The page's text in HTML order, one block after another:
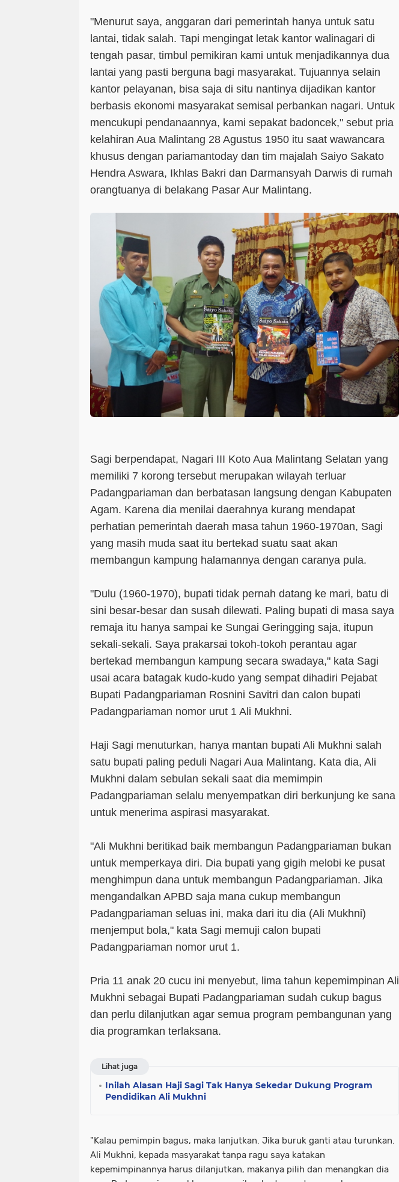
"Menurut saya, anggaran dari pemerintah hanya untuk satu
lantai, tidak salah. Tapi mengingat letak kantor walinagari di
tengah pasar, timbul pemikiran kami untuk menjadikannya dua
lantai yang pasti berguna bagi masyarakat. Tujuannya selain
kantor pelayanan, bisa saja di situ nantinya dijadikan kantor
berbasis ekonomi masyarakat semisal perbankan nagari. Untuk
mencukupi pendanaannya, kami sepakat badoncek," sebut pria
kelahiran Aua Malintang 28 Agustus 1950 itu saat wawancara
khusus dengan pariamantoday dan tim majalah Saiyo Sakato
Hendra Aswara, Ikhlas Bakri dan Darmansyah Darwis di rumah
orangtuanya di belakang Pasar Aur Malintang.
Sagi berpendapat, Nagari III Koto Aua Malintang Selatan yang
memiliki 7 korong tersebut merupakan wilayah terluar
Padangpariaman dan berbatasan langsung dengan Kabupaten
Agam. Karena dia menilai daerahnya kurang mendapat
perhatian pemerintah daerah masa tahun 1960-1970an, Sagi
yang masih muda saat itu bertekad suatu saat akan
membangun kampung halamannya dengan caranya pula.
"Dulu (1960-1970), bupati tidak pernah datang ke mari, batu di
sini besar-besar dan susah dilewati. Paling bupati di masa saya
remaja itu hanya sampai ke Sungai Geringging saja, itupun
sekali-sekali. Saya prakarsai tokoh-tokoh perantau agar
bertekad membangun kampung secara swadaya," kata Sagi
usai acara batagak kudo-kudo yang sempat dihadiri Pejabat
Bupati Padangpariaman Rosnini Savitri dan calon bupati
Padangpariaman nomor urut 1 Ali Mukhni.
Haji Sagi menuturkan, hanya mantan bupati Ali Mukhni salah
satu bupati paling peduli Nagari Aua Malintang. Kata dia, Ali
Mukhni dalam sebulan sekali saat dia memimpin
Padangpariaman selalu menyempatkan diri berkunjung ke sana
untuk menerima aspirasi masyarakat.
"Ali Mukhni beritikad baik membangun Padangpariaman bukan
untuk memperkaya diri. Dia bupati yang gigih melobi ke pusat
menghimpun dana untuk membangun Padangpariaman. Jika
mengandalkan APBD saja mana cukup membangun
Padangpariaman seluas ini, maka dari itu dia (Ali Mukhni)
menjemput bola," kata Sagi memuji calon bupati
Padangpariaman nomor urut 1.
Pria 11 anak 20 cucu ini menyebut, lima tahun kepemimpinan Ali
Mukhni sebagai Bupati Padangpariaman sudah cukup bagus
dan perlu dilanjutkan agar semua program pembangunan yang
dia programkan terlaksana.
Lihat juga
Inilah Alasan Haji Sagi Tak Hanya Sekedar Dukung Program
Pendidikan Ali Mukhni
"Kalau pemimpin bagus, maka lanjutkan. Jika buruk ganti atau turunkan.
Ali Mukhni, kepada masyarakat tanpa ragu saya katakan
kepemimpinannya harus dilanjutkan, makanya pilih dan menangkan dia